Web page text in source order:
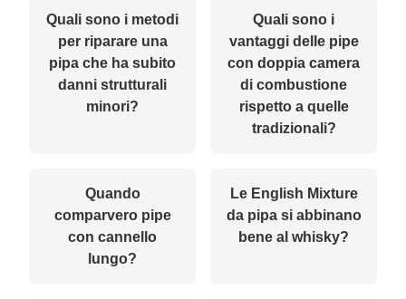
Quali sono i metodi
per riparare una
pipa che ha subito
danni strutturali
minori?
Quali sono i
vantaggi delle pipe
con doppia camera
di combustione
rispetto a quelle
tradizionali?
Quando
comparvero pipe
con cannello
lungo?
Le English Mixture
da pipa si abbinano
bene al whisky?